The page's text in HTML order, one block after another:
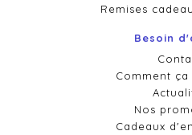
Remises
Besoin
Comment ça
Nos
Cadeaux